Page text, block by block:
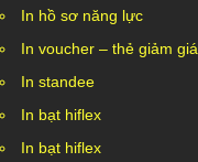
In hồ sơ năng lực
In voucher – thẻ giảm giá
In standee
In bạt hiflex
In bạt hiflex